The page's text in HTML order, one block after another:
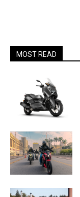
MOST READ